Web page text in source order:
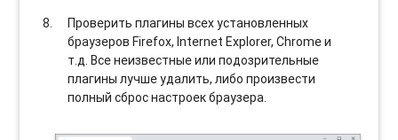
Проверить плагины всех установленных
браузеров Firefox, Internet Explorer, Chrome и
т.д. Все неизвестные или подозрительные
плагины лучше удалить, либо произвести
полный сброс настроек браузера.